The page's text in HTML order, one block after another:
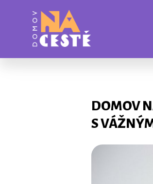
DOMOV
S